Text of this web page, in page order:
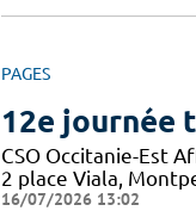
PAGES
12e journée
CSO Occitanie-Est
2 place Viala,
16/07/2026 13:02